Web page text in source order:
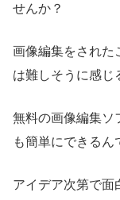
せんか？
画像編集をされた
は難しそうに感じ
無料の画像編集ソ
も簡単にできるん
アイデア次第で面